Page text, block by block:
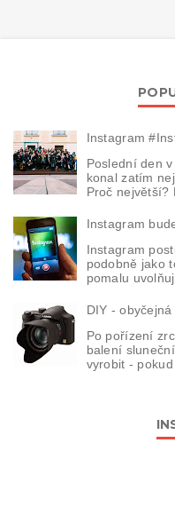
Instagram
Poslední den
konal zatím
Proč největší?
Instagram
Instagram
podobně jako
pomalu
DIY -
Po pořízení
balení
vyrobit -